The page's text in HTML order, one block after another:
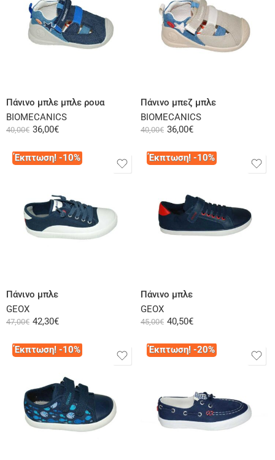
Πάνινο μπλε μπλε ρουα
BIOMECANICS
40,00€ 36,00€
Πάνινο μπεζ μπλε
BIOMECANICS
40,00€ 36,00€
Έκπτωση! -10%
Πάνινο μπλε
GEOX
47,00€ 42,30€
Έκπτωση! -10%
Πάνινο μπλε
GEOX
45,00€ 40,50€
Έκπτωση! -10% Έκπτωση! -20%